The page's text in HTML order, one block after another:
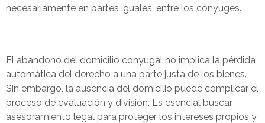
necesariamente en partes iguales, entre los cónyuges.
El abandono del domicilio conyugal no implica la pérdida
automática del derecho a una parte justa de los bienes.
Sin embargo, la ausencia del domicilio puede complicar el
proceso de evaluación y división. Es esencial buscar
asesoramiento legal para proteger los intereses propios y